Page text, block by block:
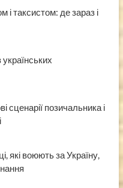
таксистом: де зараз і
сценарії позичальника і
які воюють за Україну,